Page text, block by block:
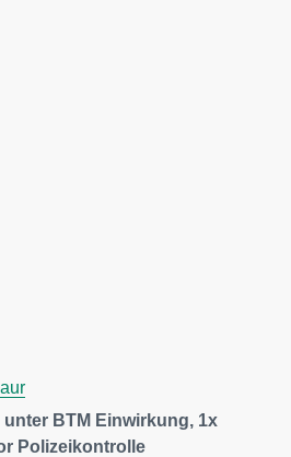
unter BTM Einwirkung, 1x
Polizeikontrolle